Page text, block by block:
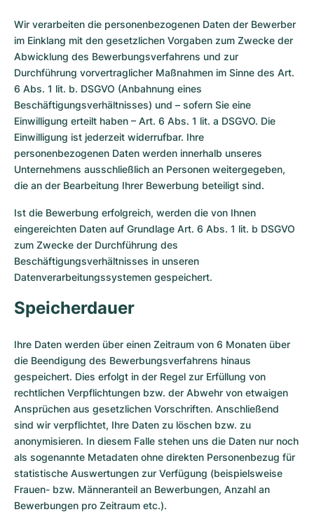
Wir verarbeiten die personenbezogenen Daten der Bewerber
im Einklang mit den gesetzlichen Vorgaben zum Zwecke der
Abwicklung des Bewerbungsverfahrens und zur
Durchführung vorvertraglicher Maßnahmen im Sinne des Art.
6 Abs. 1 lit. b. DSGVO (Anbahnung eines
Beschäftigungsverhältnisses) und – sofern Sie eine
Einwilligung erteilt haben – Art. 6 Abs. 1 lit. a DSGVO. Die
Einwilligung ist jederzeit widerrufbar. Ihre
personenbezogenen Daten werden innerhalb unseres
Unternehmens ausschließlich an Personen weitergegeben,
die an der Bearbeitung Ihrer Bewerbung beteiligt sind.
Ist die Bewerbung erfolgreich, werden die von Ihnen
eingereichten Daten auf Grundlage Art. 6 Abs. 1 lit. b DSGVO
zum Zwecke der Durchführung des
Beschäftigungsverhältnisses in unseren
Datenverarbeitungssystemen gespeichert.
Speicherdauer
Ihre Daten werden über einen Zeitraum von 6 Monaten über
die Beendigung des Bewerbungsverfahrens hinaus
gespeichert. Dies erfolgt in der Regel zur Erfüllung von
rechtlichen Verpflichtungen bzw. der Abwehr von etwaigen
Ansprüchen aus gesetzlichen Vorschriften. Anschließend
sind wir verpflichtet, Ihre Daten zu löschen bzw. zu
anonymisieren. In diesem Falle stehen uns die Daten nur noch
als sogenannte Metadaten ohne direkten Personenbezug für
statistische Auswertungen zur Verfügung (beispielsweise
Frauen- bzw. Männeranteil an Bewerbungen, Anzahl an
Bewerbungen pro Zeitraum etc.).